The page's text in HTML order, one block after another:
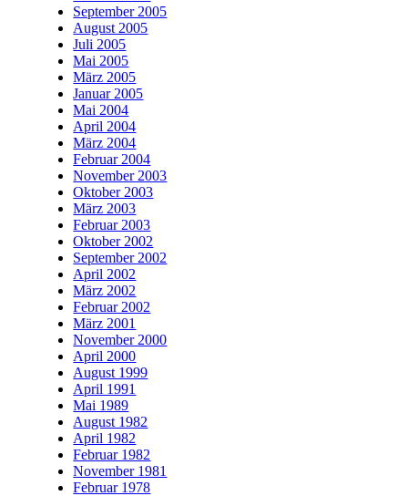
September 2005
August 2005
Juli 2005
Mai 2005
März 2005
Januar 2005
Mai 2004
April 2004
März 2004
Februar 2004
November 2003
Oktober 2003
März 2003
Februar 2003
Oktober 2002
September 2002
April 2002
März 2002
Februar 2002
März 2001
November 2000
April 2000
August 1999
April 1991
Mai 1989
August 1982
April 1982
Februar 1982
November 1981
Februar 1978